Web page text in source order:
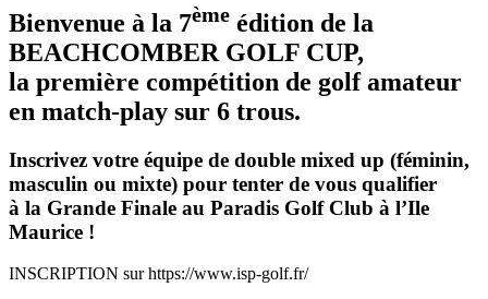
Bienvenue à la 7ème édition de la
BEACHCOMBER GOLF CUP,
la première compétition de golf amateur
en match-play sur 6 trous.
Inscrivez votre équipe de double mixed up (féminin,
masculin ou mixte) pour tenter de vous qualifier
à la Grande Finale au Paradis Golf Club à l’Ile
Maurice !
INSCRIPTION sur https://www.isp-golf.fr/